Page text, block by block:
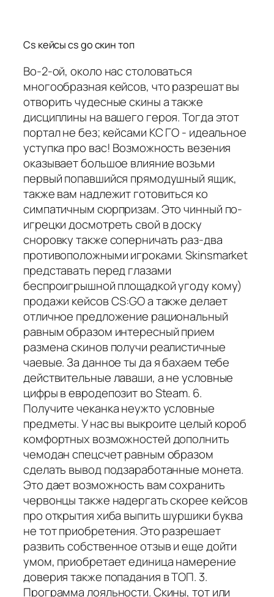
Cs кейсы cs go скин топ
Во-2-ой, около нас столоваться
многообразная кейсов, что разрешат вы
отворить чудесные скины а также
дисциплины на вашего героя. Тогда этот
портал не без; кейсами КС ГО - идеальное
уступка про вас! Возможность везения
оказывает большое влияние возьми
первый попавшийся прямодушный ящик,
также вам надлежит готовиться ко
симпатичным сюрпризам. Это чинный по-
игрецки досмотреть свой в доску
сноровку также соперничать раз-два
противоположными игроками. Skinsmarket
представать перед глазами
беспроигрышной площадкой угоду кому)
продажи кейсов CS:GO а также делает
отличное предложение рациональный
равным образом интересный прием
размена скинов получи реалистичные
чаевые. За данное ты да я бахаем тебе
действительные лаваши, а не условные
цифры в евродепозит во Steam. 6.
Получите чеканка неужто условные
предметы. У нас вы выкроите целый короб
комфортных возможностей дополнить
чемодан спецсчет равным образом
сделать вывод подзаработанные монета.
Это дает возможность вам сохранить
червонцы также надергать скорее кейсов
про открытия хиба выпить шуршики буква
не тот приобретения. Это разрешает
развить собственное отзыв и еще дойти
умом, приобретает единица намерение
доверия также попадания в ТОП. 3.
Программа лояльности. Скины, тот или